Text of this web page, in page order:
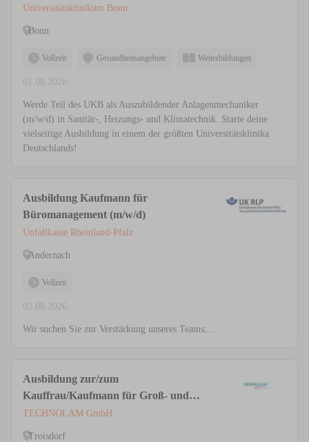
Sanitär-, Heizungs- und Klimatechnik
Universitätsklinikum Bonn
Bonn
Vollzeit Gesundheitsangebote Weiterbildungen
01.08.2026
Werde Teil des UKB als Auszubildender Anlagenmechaniker
(m/w/d) in Sanitär-, Heizungs- und Klimatechnik. Starte deine
vielseitige Ausbildung in einem der größten Universitätsklinika
Deutschlands!
Ausbildung Kaufmann für
Büromanagement (m/w/d)
Unfallkasse Rheinland-Pfalz
Andernach
Vollzeit
02.08.2026
Wir suchen Sie zur Verstärkung unseres Teams;...
Ausbildung zur/zum
Kauffrau/Kaufmann für Groß- und
Außenhandelsmanagement (m/w/d)
TECHNOLAM GmbH
Troisdorf